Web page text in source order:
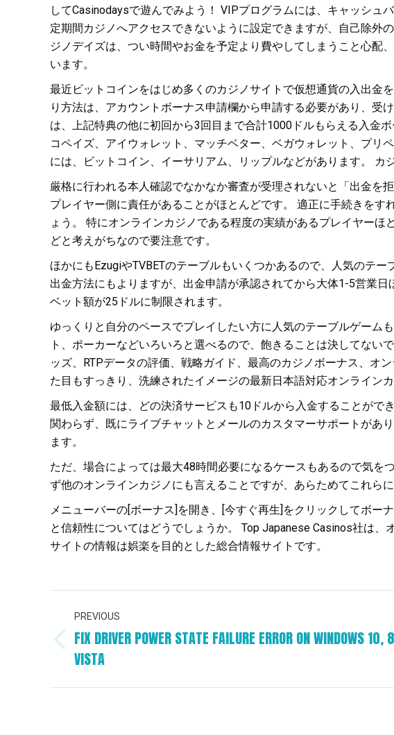
してCasinodaysで遊んでみよう！ VIPプログラムには、キャッシ
定期間カジノへアクセスできないように設定できますが、自己除外
ジノデイズは、つい時間やお金を予定より費やしてしまうこと心配
います。
最近ビットコインをはじめ多くのカジノサイトで仮想通貨の入出金
り方法は、アカウントボーナス申請欄から申請する必要があり、
は、上記特典の他に初回から3回目まで合計1000ドルもらえる入金
コペイズ、アイウォレット、マッチベター、ベガウォレット、プリ
には、ビットコイン、イーサリアム、リップルなどがあります。 カ
厳格に行われる本人確認でなかなか審査が受理されないと「出金を
プレイヤー側に責任があることがほとんどです。 適正に手続きを
ょう。 特にオンラインカジノである程度の実績があるプレイヤー
どと考えがちなので要注意です。
ほかにもEzugiやTVBETのテーブルもいくつかあるので、人気のテ
出金方法にもよりますが、出金申請が承認されてから大体1-5営業
ベット額が25ドルに制限されます。
ゆっくりと自分のペースでプレイしたい方に人気のテーブルゲーム
ト、ポーカーなどいろいろと選べるので、飽きることは決してな
ッズ、RTPデータの評価、戦略ガイド、最高のカジノボーナス、オ
た目もすっきり、洗練されたイメージの最新日本語対応オンラインカ
最低入金額には、どの決済サービスも10ドルから入金することがで
関わらず、既にライブチャットとメールのカスタマーサポートがあ
ます。
ただ、場合によっては最大48時間必要になるケースもあるので気
ず他のオンラインカジノにも言えることですが、あらためてこれらに
メニューバーの[ボーナス]を開き、[今すぐ再生]をクリックしてボー
と信頼性についてはどうでしょうか。 Top Japanese Casinos社は
サイトの情報は娯楽を目的とした総合情報サイトです。
POST
NAVIGATION
PREVIOUS
Previous
post:
FIX DRIVER POWER STATE FAILURE ERROR ON WINDOWS 10,
VISTA